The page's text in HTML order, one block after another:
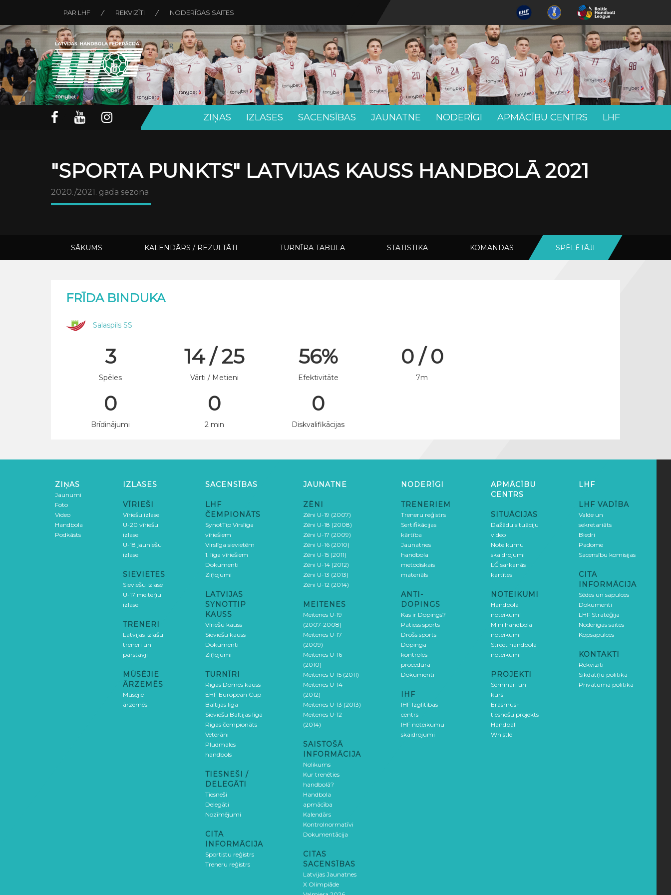
PAR LHF REKVIZĪTI NODERĪGAS SAITES
ZIŅAS IZLASES SACENSĪBAS JAUNATNE NODERĪGI APMĀCĪBU CENTRS LHF
"SPORTA PUNKTS" LATVIJAS KAUSS HANDBOLĀ 2021
2020./2021. gada sezona
SĀKUMS KALENDĀRS / REZULTĀTI TURNĪRA TABULA STATISTIKA KOMANDAS SPĒLĒTĀJI
FRĪDA BINDUKA
Salaspils SS
3
Spēles
14 / 25
Vārti / Metieni
56%
Efektivitāte
0 / 0
7m
0
Brīdinājumi
0
2 min
0
Diskvalifikācijas
ZIŅAS
Jaunumi
Foto
Video
Handbola
Podkāsts
IZLASES
VĪRIEŠI
Vīriešu izlase
U-20 vīriešu
izlase
U-18 jauniešu
izlase
SIEVIETES
Sieviešu izlase
U-17 meiteņu
izlase
TRENERI
Latvijas izlašu
treneri un
pārstāvji
MŪSĒJIE
ĀRZEMĒS
Mūsējie
ārzemēs
SACENSĪBAS
LHF
ČEMPIONĀTS
SynotTip Virslīga
vīriešiem
Virslīga sievietēm
1. līga vīriešiem
Dokumenti
Ziņojumi
LATVIJAS
SYNOTTIP
KAUSS
Vīriešu kauss
Sieviešu kauss
Dokumenti
Ziņojumi
TURNĪRI
Rīgas Domes kauss
EHF European Cup
Baltijas līga
Sieviešu Baltijas līga
Rīgas čempionāts
Veterāni
Pludmales
handbols
TIESNEŠI /
DELEGĀTI
Tiesneši
Delegāti
Nozīmējumi
CITA
INFORMĀCIJA
Sportistu reģistrs
Treneru reģistrs
JAUNATNE
ZĒNI
Zēni U-19 (2007)
Zēni U-18 (2008)
Zēni U-17 (2009)
Zēni U-16 (2010)
Zēni U-15 (2011)
Zēni U-14 (2012)
Zēni U-13 (2013)
Zēni U-12 (2014)
MEITENES
Meitenes U-19
(2007-2008)
Meitenes U-17
(2009)
Meitenes U-16
(2010)
Meitenes U-15 (2011)
Meitenes U-14
(2012)
Meitenes U-13 (2013)
Meitenes U-12
(2014)
SAISTOŠĀ
INFORMĀCIJA
Nolikums
Kur trenēties
handbolā?
Handbola
apmācība
Kalendārs
Kontrolnormatīvi
Dokumentācija
CITAS
SACENSĪBAS
Latvijas Jaunatnes
X Olimpiāde
NODERĪGI
TRENERIEM
Treneru reģistrs
Sertifikācijas
kārtība
Jaunatnes
handbola
metodiskais
materiāls
ANTI-
DOPINGS
Kas ir Dopings?
Patiess sports
Drošs sports
Dopinga
kontroles
procedūra
Dokumenti
IHF
IHF Izglītības
centrs
IHF noteikumu
skaidrojumi
APMĀCĪBU
CENTRS
SITUĀCIJAS
Dažādu situāciju
video
Noteikumu
skaidrojumi
LČ sarkanās
kartītes
NOTEIKUMI
Handbola
noteikumi
Mini handbola
noteikumi
Street handbola
noteikumi
PROJEKTI
Semināri un
kursi
Erasmus+
tiesnešu projekts
Handball
Whistle
LHF
LHF VADĪBA
Valde un
sekretariāts
Biedri
Padome
Sacensību komisijas
CITA
INFORMĀCIJA
Sēdes un sapulces
Dokumenti
LHF Stratēģija
Noderīgas saites
Kopsapulces
KONTAKTI
Rekvizīti
Sīkdatņu politika
Privātuma politika